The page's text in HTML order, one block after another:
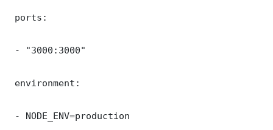
ports:
- "3000:3000"
environment:
- NODE_ENV=production